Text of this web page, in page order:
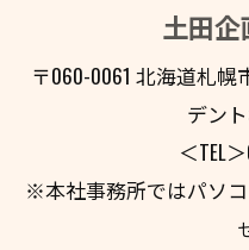
土田
〒060-0061 北海道札
デン
＜TEL
※本社事務所ではパソ